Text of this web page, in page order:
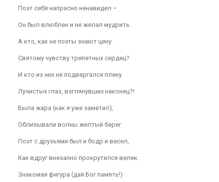
Поэт себя напрасно ненавидел –
Он был влюблен и не желал мудрить.
А кто, как не поэты знают цену
Святому чувству трепетных сердец?
И кто из них не подвергался плену
Лучистых глаз, взглянувших наконец?!
Была жара (как я уже заметил),
Облизывали волны желтый берег
Поэт с друзьями был и бодр и весел,
Как вдруг внезапно прокрутился велек.
Знакомая фигура (дай Бог память!)